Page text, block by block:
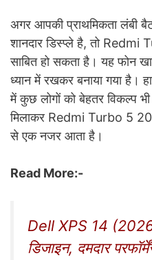
अगर आपकी प्राथमिकता लंबी
शानदार डिस्प्ले है, तो Redmi
साबित हो सकता है। यह फोन
ध्यान में रखकर बनाया गया है।
में कुछ लोगों को बेहतर विकल्प
मिलाकर Redmi Turbo 5
से एक नजर आता है।
Read More:-
Dell XPS 14
डिजाइन, दमदार